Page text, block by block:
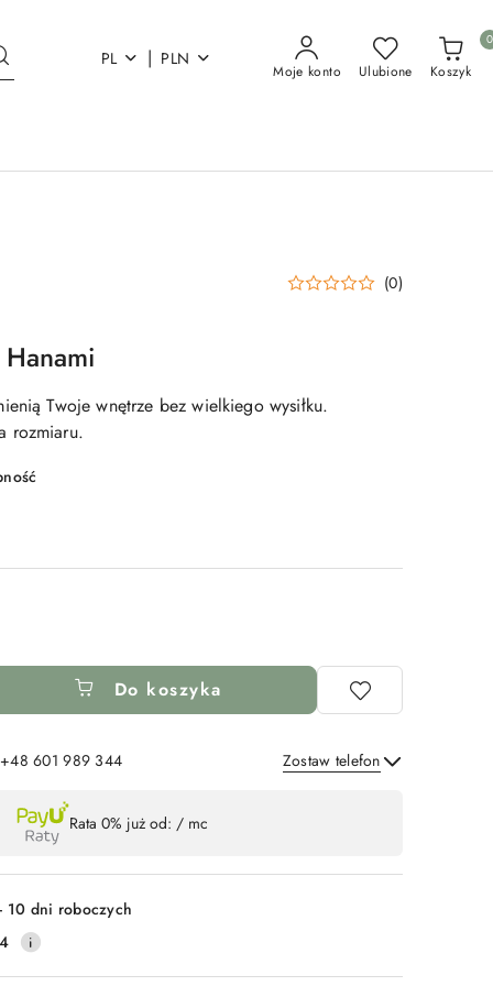
PL | PLN
Moje konto Ulubione Koszyk
0
(0)
Twoje wnętrze bez wielkiego wysiłku.
rozmiaru.
Do koszyka
601 989 344 Zostaw telefon
Rata 0% już od: / mc
10 dni roboczych